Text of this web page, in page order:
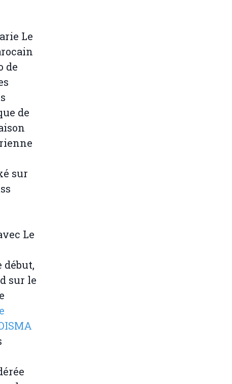
Le
de
de
sur
Le
début,
sur le